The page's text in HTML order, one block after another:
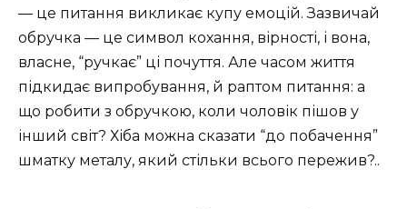
— це питання викликає купу емоцій. Зазвичай
обручка — це символ кохання, вірності, і вона,
власне, “ручкає” ці почуття. Але часом життя
підкидає випробування, й раптом питання: а
що робити з обручкою, коли чоловік пішов у
інший світ? Хіба можна сказати “до побачення”
шматку металу, який стільки всього пережив?..